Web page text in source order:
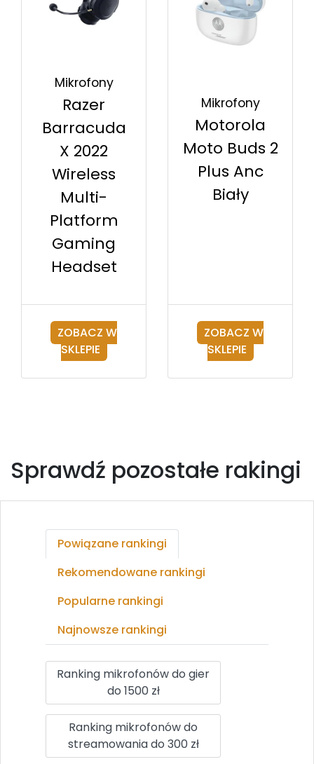
Mikrofony
Razer
Barracuda
X 2022
Wireless
Multi-
Platform
Gaming
Headset
ZOBACZ W
SKLEPIE
Mikrofony
Motorola
Moto Buds 2
Plus Anc
Biały
ZOBACZ W
SKLEPIE
Sprawdź pozostałe rakingi
Powiązane rankingi
Rekomendowane rankingi
Popularne rankingi
Najnowsze rankingi
Ranking mikrofonów do gier
do 1500 zł
Ranking mikrofonów do
streamowania do 300 zł